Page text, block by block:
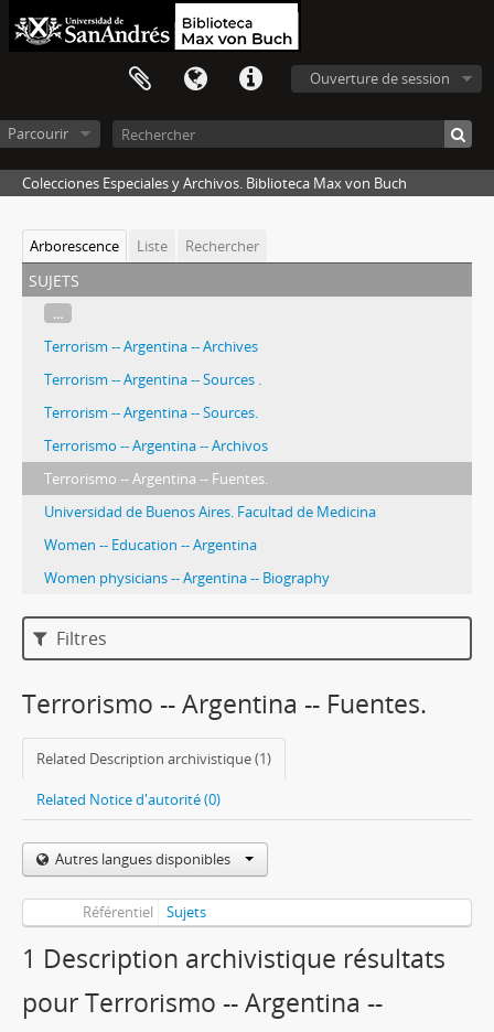
Ouverture de session
Parcourir
Colecciones Especiales y Archivos. Biblioteca Max von Buch
Arborescence Liste Rechercher
sujets
...
Terrorism -- Argentina -- Archives
Terrorism -- Argentina -- Sources .
Terrorism -- Argentina -- Sources.
Terrorismo -- Argentina -- Archivos
Terrorismo -- Argentina -- Fuentes.
Universidad de Buenos Aires. Facultad de Medicina
Women -- Education -- Argentina
Women physicians -- Argentina -- Biography
Filtres
Terrorismo -- Argentina -- Fuentes.
Related Description archivistique (1)
Related Notice d'autorité (0)
Autres langues disponibles
Référentiel Sujets
1 Description archivistique résultats
pour Terrorismo -- Argentina --